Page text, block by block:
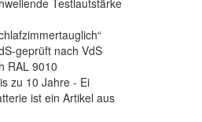
Testlautstärke
geprüft nach VdS
RAL 9010
zu 10 Jahre - Ei
ist ein Artikel aus